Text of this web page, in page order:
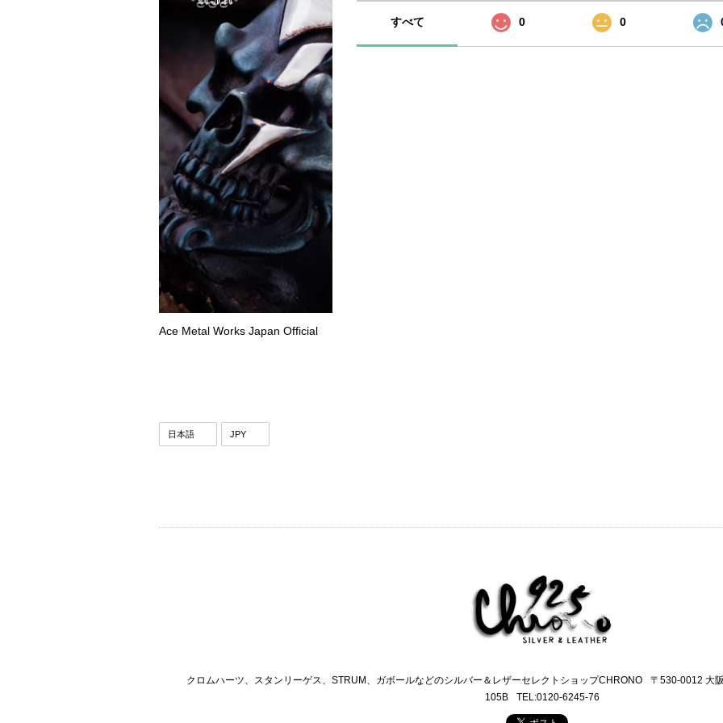
すべて 0 0
Ace Metal Works Japan Official
クロムハーツ、スタンリーゲス、STRUM、ガボールなどのシルバー＆レザーセレクトショップCHRONO
〒530-0012 大
105B
TEL:0120-6245-76